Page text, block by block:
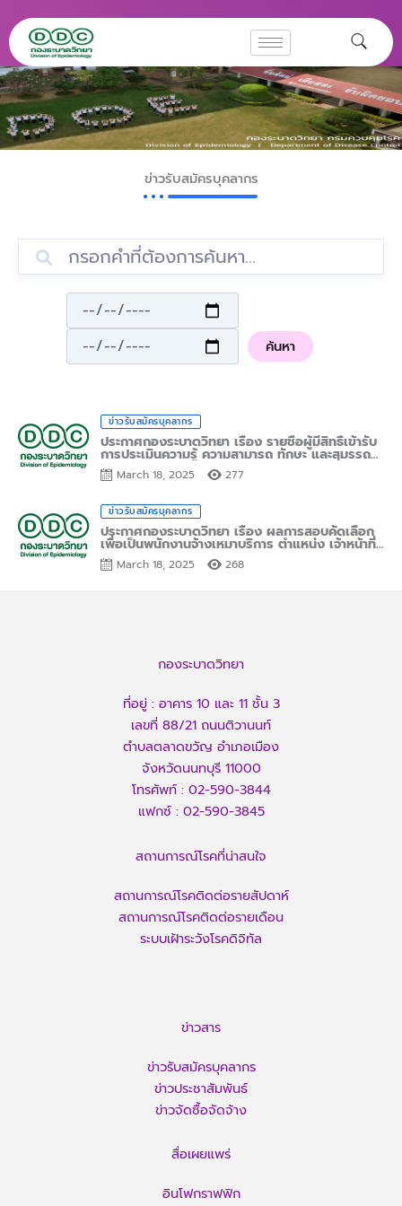
to
content
ข่าวรับสมัครบุคลากร
ข่าวรับสมัครบุคลากร
ประกาศกองระบาดวิทยา เรื่อง รายชื่อผู้มีสิทธิ์เข้ารับ
การประเมินความรู้ ความสามารถ ทักษะ และสมรรถนะ
(โดยวิธีการสอบสัมภาษณ์) ตำแหน่งเจ้าหน้าที่ประสาน
งานทีมปฏิบัติการสอบสวนโรค และการจัดการทั่วไป
Posted
on
March 18, 2025 277
ข่าวรับสมัครบุคลากร
ประกาศกองระบาดวิทยา เรื่อง ผลการสอบคัดเลือก
เพื่อเป็นพนักงานจ้างเหมาบริการ ตำแหน่ง เจ้าหน้าที่
ประสานงานทีมปฏิบัติการสอบสวนโรค และการจัดการ
ทั่วไป
Posted
on
March 18, 2025 268
กองระบาดวิทยา
ที่อยู่ : อาคาร 10 และ 11 ชั้น 3
เลขที่ 88/21 ถนนติวานนท์
ตำบลตลาดขวัญ อำเภอเมือง
จังหวัดนนทบุรี 11000
โทรศัพท์ : 02-590-3844
แฟกซ์ : 02-590-3845
สถานการณ์โรคที่น่าสนใจ
สถานการณ์โรคติดต่อรายสัปดาห์
สถานการณ์โรคติดต่อรายเดือน
ระบบเฝ้าระวังโรคดิจิทัล
ข่าวสาร
ข่าวรับสมัครบุคลากร
ข่าวประชาสัมพันธ์
ข่าวจัดซื้อจัดจ้าง
สื่อเผยแพร่
อินโฟกราฟฟิก